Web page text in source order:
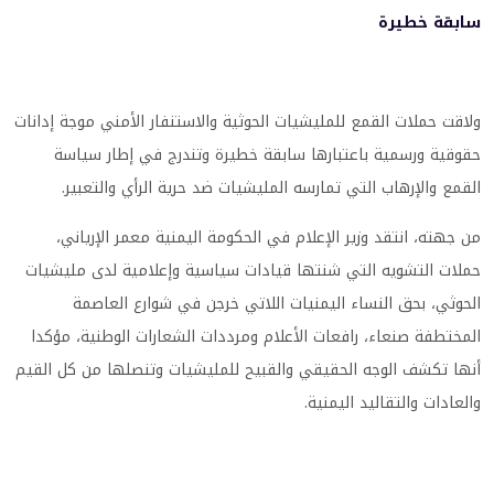
سابقة خطيرة
ولاقت حملات القمع للمليشيات الحوثية والاستنفار الأمني موجة إدانات
حقوقية ورسمية باعتبارها سابقة خطيرة وتندرج في إطار سياسة
القمع والإرهاب التي تمارسه المليشيات ضد حرية الرأي والتعبير.
من جهته، انتقد وزير الإعلام في الحكومة اليمنية معمر الإرياني،
حملات التشويه التي شنتها قيادات سياسية وإعلامية لدى مليشيات
الحوثي، بحق النساء اليمنيات اللاتي خرجن في شوارع العاصمة
المختطفة صنعاء، رافعات الأعلام ومرددات الشعارات الوطنية، مؤكدا
أنها تكشف الوجه الحقيقي والقبيح للمليشيات وتنصلها من كل القيم
والعادات والتقاليد اليمنية.